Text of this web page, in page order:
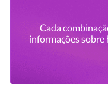
Cada
informações sobre